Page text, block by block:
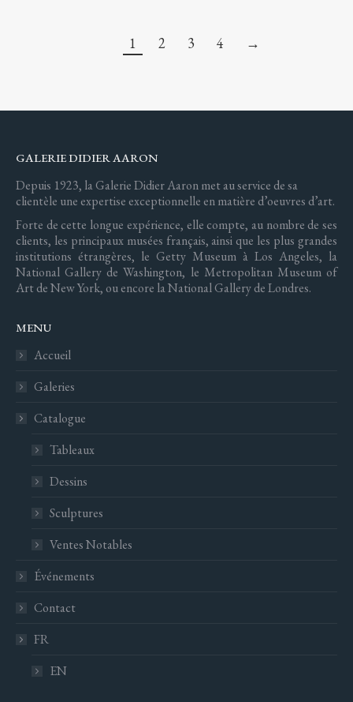
1 2 3 4 →
GALERIE DIDIER AARON
Depuis 1923, la Galerie Didier Aaron met au service de sa
clientèle une expertise exceptionnelle en matière d’oeuvres d’art.
Forte de cette longue expérience, elle compte, au nombre de ses
clients, les principaux musées français, ainsi que les plus grandes
institutions étrangères, le Getty Museum à Los Angeles, la
National Gallery de Washington, le Metropolitan Museum of
Art de New York, ou encore la National Gallery de Londres.
MENU
Accueil
Galeries
Catalogue
Tableaux
Dessins
Sculptures
Ventes Notables
Événements
Contact
FR
EN